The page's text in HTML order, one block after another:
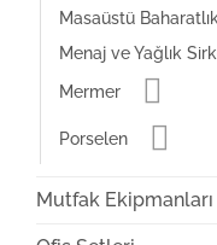
Masaüstü
Menaj ve Yağlık
Mermer
Porselen
Mutfak Ekipmanları